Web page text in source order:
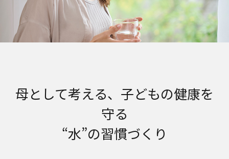
母として考える、子どもの健康を
守る
“水”の習慣づくり